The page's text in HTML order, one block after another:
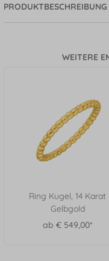
PRODUKTBESCHREIBUNG
WEITERE
Ring Kugel, 14 Karat
Gelbgold
ab € 549,00*